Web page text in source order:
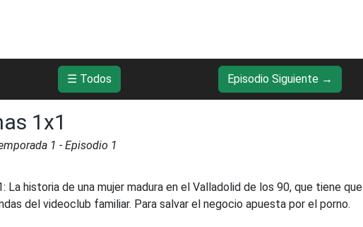
☰ Todos Episodio Siguiente →
1x1
1 - Episodio 1
: La historia de una mujer madura en el Valladolid de los 90, que tiene que
del videoclub familiar. Para salvar el negocio apuesta por el porno.